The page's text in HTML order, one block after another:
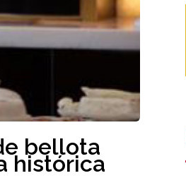
bellota
histórica